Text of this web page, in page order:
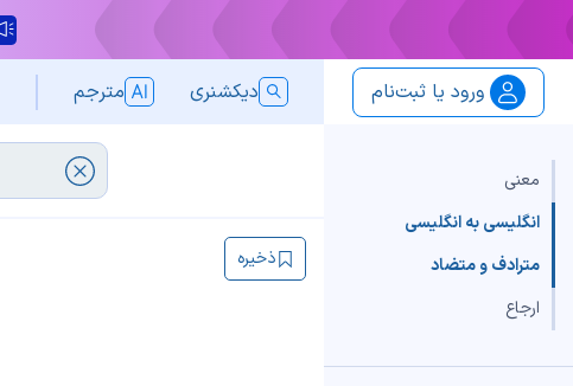
ورود یا ثبت‌نام دیکشنری مترجم
معنی
انگلیسی به انگلیسی
مترادف و متضاد
ارجاع
ذخیره